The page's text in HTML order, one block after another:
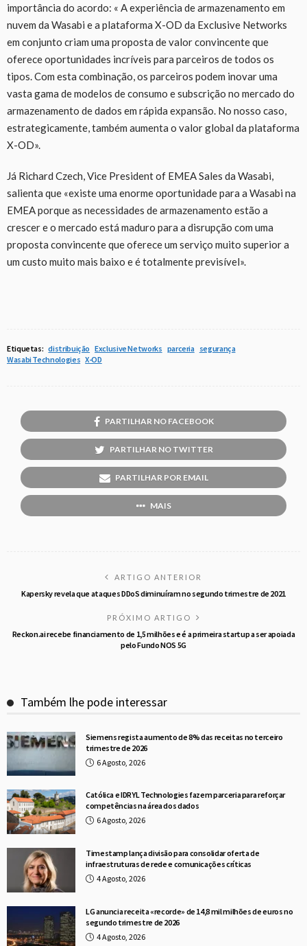
importância do acordo: « A experiência de armazenamento em
nuvem da Wasabi e a plataforma X-OD da Exclusive Networks
em conjunto criam uma proposta de valor convincente que
oferece oportunidades incríveis para parceiros de todos os
tipos. Com esta combinação, os parceiros podem inovar uma
vasta gama de modelos de consumo e subscrição no mercado do
armazenamento de dados em rápida expansão. No nosso caso,
estrategicamente, também aumenta o valor global da plataforma
X-OD».
Já Richard Czech, Vice President of EMEA Sales da Wasabi,
salienta que «existe uma enorme oportunidade para a Wasabi na
EMEA porque as necessidades de armazenamento estão a
crescer e o mercado está maduro para a disrupção com uma
proposta convincente que oferece um serviço muito superior a
um custo muito mais baixo e é totalmente previsível».
Etiquetas: distribuição Exclusive Networks parceria segurança
Wasabi Technologies X-OD
PARTILHAR NO FACEBOOK
PARTILHAR NO TWITTER
PARTILHAR POR EMAIL
MAIS
ARTIGO ANTERIOR
Kapersky revela que ataques DDoS diminuíram no segundo trimestre de 2021
PRÓXIMO ARTIGO
Reckon.ai recebe financiamento de 1,5 milhões e é a primeira startup a ser apoiada
pelo Fundo NOS 5G
Também lhe pode interessar
Siemens regista aumento de 8% das receitas no terceiro
trimestre de 2026
6 Agosto, 2026
Católica e IDRYL Technologies fazem parceria para reforçar
competências na área dos dados
6 Agosto, 2026
Timestamp lança divisão para consolidar oferta de
infraestruturas de rede e comunicações críticas
4 Agosto, 2026
LG anuncia receita «recorde» de 14,8 mil milhões de euros no
segundo trimestre de 2026
4 Agosto, 2026